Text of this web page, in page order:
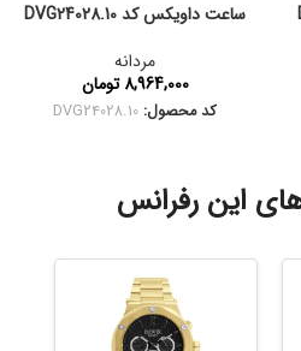
ساعت داویکس کد DVG24028.10
مردانه
8,964,000 تومان
کد محصول: DVG24028.10
این رفرانس